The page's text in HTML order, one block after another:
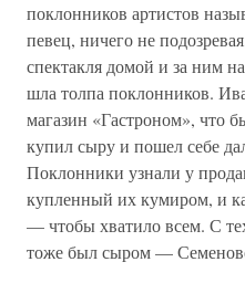
поклонников артистов
певец, ничего не
спектакля домой и за ним
шла толпа поклонников.
магазин «Гастроном», что
купил сыру и пошел себе
Поклонники узнали у
купленный их кумиром, и
— чтобы хватило всем. С
тоже был сыром —